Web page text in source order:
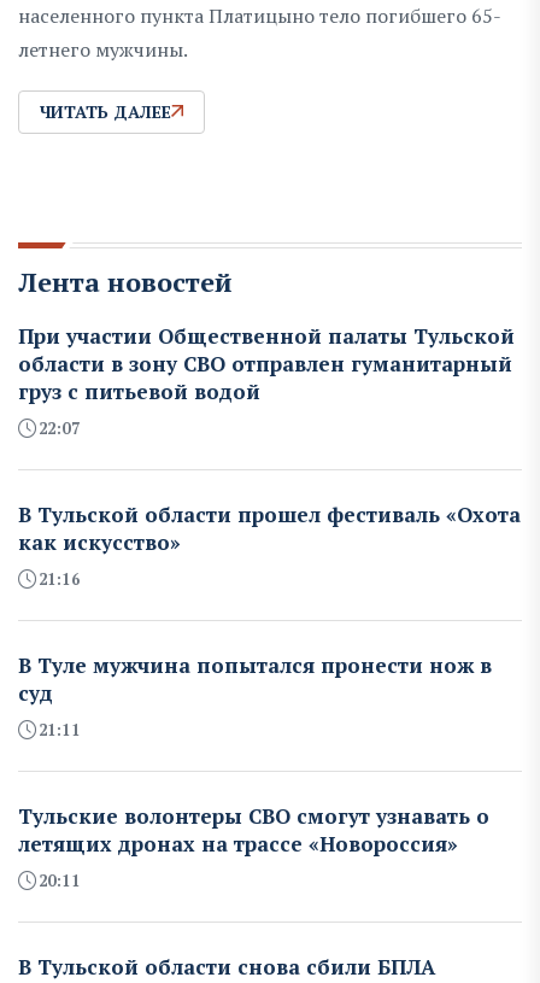
населенного пункта Платицыно тело погибшего 65-
летнего мужчины.
ЧИТАТЬ ДАЛЕЕ
Лента новостей
При участии Общественной палаты Тульской
области в зону СВО отправлен гуманитарный
груз с питьевой водой
22:07
В Тульской области прошел фестиваль «Охота
как искусство»
21:16
В Туле мужчина попытался пронести нож в
суд
21:11
Тульские волонтеры СВО смогут узнавать о
летящих дронах на трассе «Новороссия»
20:11
В Тульской области снова сбили БПЛА